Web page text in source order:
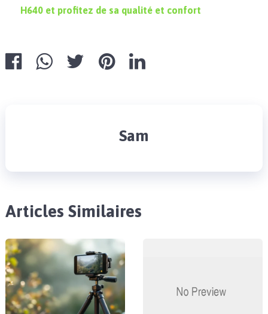
H640 et profitez de sa qualité et confort
Sam
Articles Similaires